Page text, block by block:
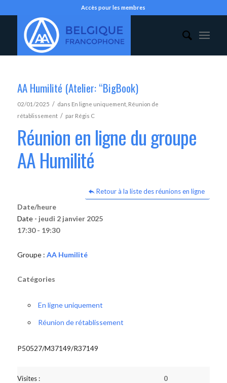
Accès pour les membres
AA Humilité (Atelier: “BigBook)
02/01/2025 / dans En ligne uniquement, Réunion de
rétablissement / par Régis C
Réunion en ligne du groupe
AA Humilité
Retour à la liste des réunions en ligne
Date/heure
Date - jeudi 2 janvier 2025
17:30 - 19:30
Groupe : AA Humilité
Catégories
En ligne uniquement
Réunion de rétablissement
P50527/M37149/R37149
Visites : 0